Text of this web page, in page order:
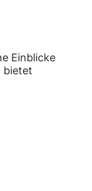
Einblicke
bietet